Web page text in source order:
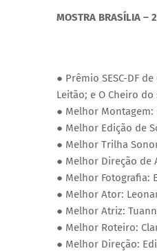
MOSTRA BRASÍLIA
● Prêmio SESC-DF
Leitão; e O Cheiro
● Melhor Montagem:
● Melhor Edição de
● Melhor Trilha
● Melhor Direção de
● Melhor Fotografia:
● Melhor Ator:
● Melhor Atriz:
● Melhor Roteiro:
● Melhor Direção: